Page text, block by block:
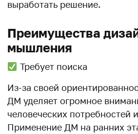
выработать решение.
Преимущества
мышления
Требует поиска
Из-за своей
ДМ уделяет огромное
человеческих потребностей
Применение ДМ на ранних